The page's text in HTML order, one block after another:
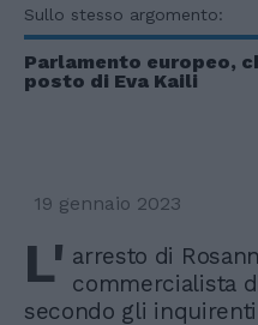
Sullo stesso argomento:
Parlamento europeo,
posto di Eva Kaili
19 gennaio 2023
L' arresto di
commercialista
secondo gli